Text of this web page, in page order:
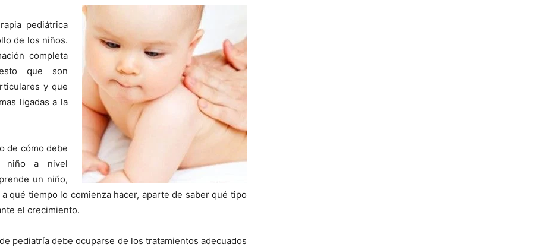
pediátrica
de los niños.
completa
que son
y que
ligadas a la
de cómo debe
niño a nivel
un niño,
qué tiempo lo comienza hacer, aparte de saber qué tipo
el crecimiento.
pediatría debe ocuparse de los tratamientos adecuados